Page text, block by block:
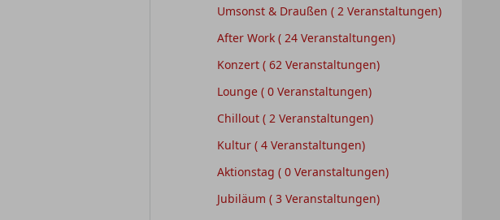
Umsonst & Draußen ( 2 Veranstaltungen)
After Work ( 24 Veranstaltungen)
Konzert ( 62 Veranstaltungen)
Lounge ( 0 Veranstaltungen)
Chillout ( 2 Veranstaltungen)
Kultur ( 4 Veranstaltungen)
Aktionstag ( 0 Veranstaltungen)
Jubiläum ( 3 Veranstaltungen)